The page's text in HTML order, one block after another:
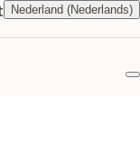
Nederland (Nederlands)